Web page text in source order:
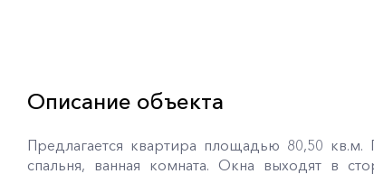
Описание объекта
Предлагается квартира площадью 80,50 кв.м.
спальня, ванная комната. Окна выходят в